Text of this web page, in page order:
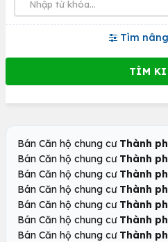
Tìm
Bán Căn hộ chung cư Thành
Bán Căn hộ chung cư Thành
Bán Căn hộ chung cư Thành
Bán Căn hộ chung cư Thành
Bán Căn hộ chung cư Thành
Bán Căn hộ chung cư Thành
Bán Căn hộ chung cư Thành